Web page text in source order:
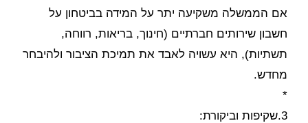
אם הממשלה משקיעה יתר על המידה בביטחון על
חשבון שירותים חברתיים (חינוך, בריאות, רווחה,
תשתיות), היא עשויה לאבד את תמיכת הציבור ולהיבחר
מחדש.
*
3.שקיפות וביקורת: